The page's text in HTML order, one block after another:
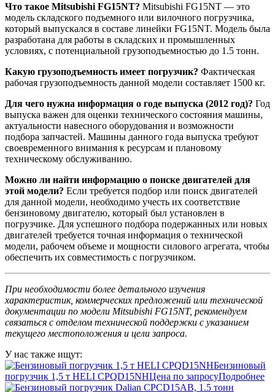
Что такое Mitsubishi FG15NT? Mitsubishi FG15NT — это
модель складского подъемного или вилочного погрузчика,
который выпускался в составе линейки FG15NT. Модель была
разработана для работы в складских и промышленных
условиях, с потенциальной грузоподъемностью до 1.5 тонн.
Какую грузоподъемность имеет погрузчик? Фактическая
рабочая грузоподъемность данной модели составляет 1500 кг.
Для чего нужна информация о годе выпуска (2012 год)? Год
выпуска важен для оценки технического состояния машины,
актуальности навесного оборудования и возможности
подбора запчастей. Машины данного года выпуска требуют
своевременного внимания к ресурсам и плановому
техническому обслуживанию.
Можно ли найти информацию о поиске двигателей для
этой модели? Если требуется подбор или поиск двигателей
для данной модели, необходимо учесть их соответствие
бензиновому двигателю, который был установлен в
погрузчике. Для успешного подбора подержанных или новых
двигателей требуется точная информация о технической
модели, рабочем объеме и мощности силового агрегата, чтобы
обеспечить их совместимость с погрузчиком.
При необходимости более детального изучения
характеристик, коммерческих предложений или технической
документации по модели Mitsubishi FG15NT, рекомендуем
связаться с отделом технической поддержки с указанием
текущего местоположения и цели запроса.
У нас также ищут:
Бензиновый
погрузчик 1,5 т HELI CPQD15NHЦена по запросуПодробнее